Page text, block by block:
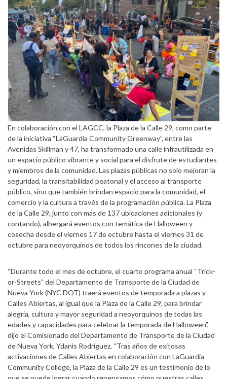
En colaboración con el LAGCC, la Plaza de la Calle 29, como parte
de la iniciativa “LaGuardia Community Greenway”, entre las
Avenidas Skillman y 47, ha transformado una calle infrautilizada en
un espacio público vibrante y social para el disfrute de estudiantes
y miembros de la comunidad. Las plazas públicas no solo mejoran la
seguridad, la transitabilidad peatonal y el acceso al transporte
público, sino que también brindan espacio para la comunidad, el
comercio y la cultura a través de la programación pública. La Plaza
de la Calle 29, junto con más de 137 ubicaciones adicionales (y
contando), albergará eventos con temática de Halloween y
cosecha desde el viernes 17 de octubre hasta el viernes 31 de
octubre para neoyorquinos de todos los rincones de la ciudad.
“Durante todo el mes de octubre, el cuarto programa anual “Trick-
or-Streets” del Departamento de Transporte de la Ciudad de
Nueva York (NYC DOT) traerá eventos de temporada a plazas y
Calles Abiertas, al igual que la Plaza de la Calle 29, para brindar
alegría, cultura y mayor seguridad a neoyorquinos de todas las
edades y capacidades para celebrar la temporada de Halloween”,
dijo el Comisionado del Departamento de Transporte de la Ciudad
de Nueva York, Ydanis Rodríguez. “Tras años de exitosas
activaciones de Calles Abiertas en colaboración con LaGuardia
Community College, la Plaza de la Calle 29 es un testimonio de lo